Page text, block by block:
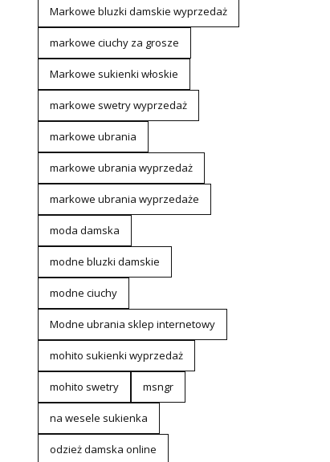
Markowe bluzki damskie wyprzedaż
markowe ciuchy za grosze
Markowe sukienki włoskie
markowe swetry wyprzedaż
markowe ubrania
markowe ubrania wyprzedaż
markowe ubrania wyprzedaże
moda damska
modne bluzki damskie
modne ciuchy
Modne ubrania sklep internetowy
mohito sukienki wyprzedaż
mohito swetry msngr
na wesele sukienka
odzież damska online